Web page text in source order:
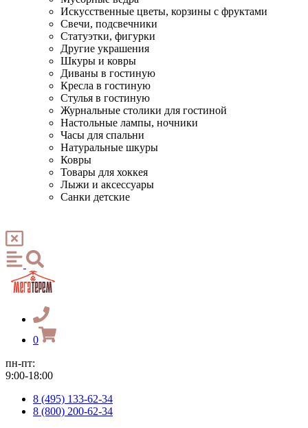
Искусственные цветы, корзины с фруктами
Свечи, подсвечники
Статуэтки, фигурки
Другие украшения
Шкуры и ковры
Диваны в гостиную
Кресла в гостиную
Стулья в гостиную
Журнальные столики для гостиной
Настольные лампы, ночники
Часы для спальни
Натуральные шкуры
Ковры
Товары для хоккея
Лыжи и аксессуары
Санки детские
0
пн-пт:
9:00-18:00
8 (495) 133-62-34
8 (800) 200-62-34